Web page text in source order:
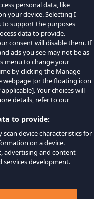
personal data, like
your device. Selecting I
to support the purposes
data to provide.
consent will disable them. If
ads you see may not be as
menu to change your
by clicking the Manage
webpage [or the floating icon
Your choices will
details, refer to our
to provide:
scan device characteristics for
on a device.
advertising and content
services development.